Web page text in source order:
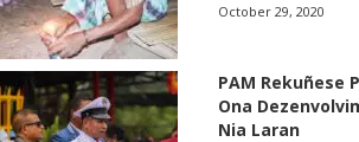
October 29, 2020
PAM Rekuñese
Ona
Nia Laran